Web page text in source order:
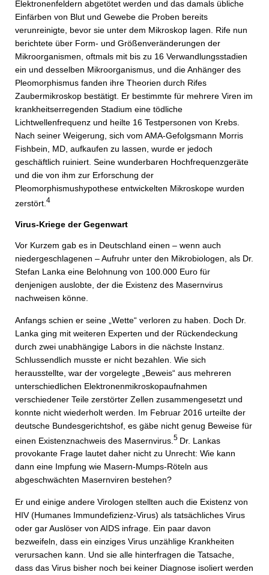
Elektronenfeldern abgetötet werden und das damals übliche
Einfärben von Blut und Gewebe die Proben bereits
verunreinigte, bevor sie unter dem Mikroskop lagen. Rife nun
berichtete über Form- und Größenveränderungen der
Mikroorganismen, oftmals mit bis zu 16 Verwandlungsstadien
ein und desselben Mikroorganismus, und die Anhänger des
Pleomorphismus fanden ihre Theorien durch Rifes
Zaubermikroskop bestätigt. Er bestimmte für mehrere Viren im
krankheitserregenden Stadium eine tödliche
Lichtwellenfrequenz und heilte 16 Testpersonen von Krebs.
Nach seiner Weigerung, sich vom AMA-Gefolgsmann Morris
Fishbein, MD, aufkaufen zu lassen, wurde er jedoch
geschäftlich ruiniert. Seine wunderbaren Hochfrequenzgeräte
und die von ihm zur Erforschung der
Pleomorphismushypothese entwickelten Mikroskope wurden
zerstört. 4
Virus-Kriege der Gegenwart
Vor Kurzem gab es in Deutschland einen – wenn auch
niedergeschlagenen – Aufruhr unter den Mikrobiologen, als Dr.
Stefan Lanka eine Belohnung von 100.000 Euro für
denjenigen auslobte, der die Existenz des Masernvirus
nachweisen könne.
Anfangs schien er seine „Wette“ verloren zu haben. Doch Dr.
Lanka ging mit weiteren Experten und der Rückendeckung
durch zwei unabhängige Labors in die nächste Instanz.
Schlussendlich musste er nicht bezahlen. Wie sich
herausstellte, war der vorgelegte „Beweis“ aus mehreren
unterschiedlichen Elektronenmikroskopaufnahmen
verschiedener Teile zerstörter Zellen zusammengesetzt und
konnte nicht wiederholt werden. Im Februar 2016 urteilte der
deutsche Bundesgerichtshof, es gäbe nicht genug Beweise für
einen Existenznachweis des Masernvirus. 5 Dr. Lankas
provokante Frage lautet daher nicht zu Unrecht: Wie kann
dann eine Impfung wie Masern-Mumps-Röteln aus
abgeschwächten Masernviren bestehen?
Er und einige andere Virologen stellten auch die Existenz von
HIV (Humanes Immundefizienz-Virus) als tatsächliches Virus
oder gar Auslöser von AIDS infrage. Ein paar davon
bezweifeln, dass ein einziges Virus unzählige Krankheiten
verursachen kann. Und sie alle hinterfragen die Tatsache,
dass das Virus bisher noch bei keiner Diagnose isoliert werden